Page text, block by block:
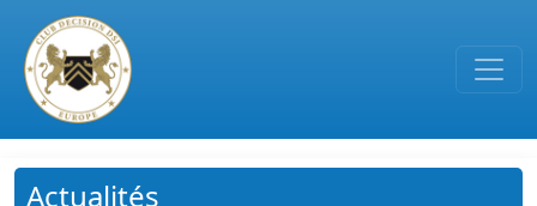
Passer au contenu principal
Actualités